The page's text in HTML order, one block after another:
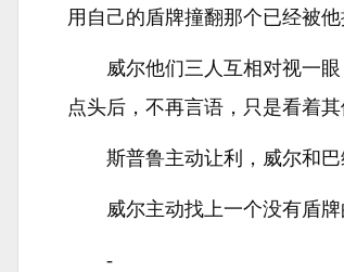
用自己的盾牌撞翻那个已经被他
威尔他们三人互相对视一
点头后，不再言语，只是看着其
斯普鲁主动让利，威尔和巴
威尔主动找上一个没有盾
-